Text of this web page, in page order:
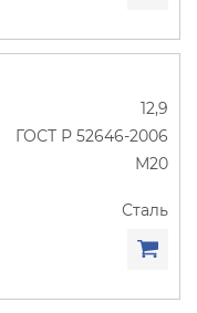
12,9
ГОСТ Р 52646-2006
М20
Сталь